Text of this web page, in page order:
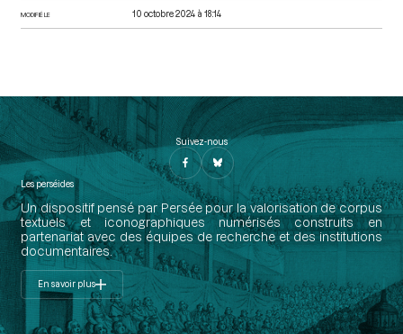
MODIFIÉ LE 10 octobre 2024 à 18:14
Suivez-nous
Les perséides
Un dispositif pensé par Persée pour la valorisation de corpus
textuels et iconographiques numérisés construits en
partenariat avec des équipes de recherche et des institutions
documentaires.
En savoir plus